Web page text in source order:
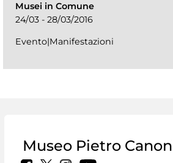
Musei in Comune
24/03 - 28/03/2016
Evento|Manifestazioni
Museo Pietro